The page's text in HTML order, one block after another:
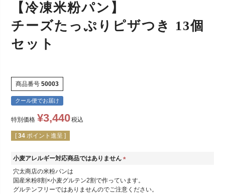
【冷凍米粉パン】
チーズたっぷりピザつき 13個
セット
商品番号 50003
クール便でお届け
特別価格 ¥3,440税込
[ 34 ポイント進呈 ]
小麦アレルギー対応商品ではありません
必
須
穴太商店の米粉パンは
国産米粉8割×小麦グルテン2割で作っています。
グルテンフリーではありませんのでご注意ください。